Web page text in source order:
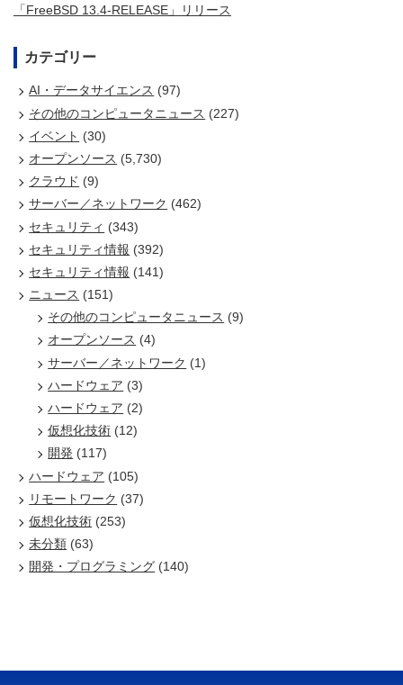
「FreeBSD 13.4-RELEASE」リリース
カテゴリー
AI・データサイエンス (97)
その他のコンピュータニュース (227)
イベント (30)
オープンソース (5,730)
クラウド (9)
サーバー／ネットワーク (462)
セキュリティ (343)
セキュリティ情報 (392)
セキュリティ情報 (141)
ニュース (151)
その他のコンピュータニュース (9)
オープンソース (4)
サーバー／ネットワーク (1)
ハードウェア (3)
ハードウェア (2)
仮想化技術 (12)
開発 (117)
ハードウェア (105)
リモートワーク (37)
仮想化技術 (253)
未分類 (63)
開発・プログラミング (140)